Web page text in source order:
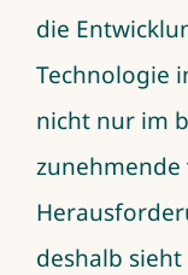
die
Technologie
nicht nur im
zunehmende
deshalb sieht